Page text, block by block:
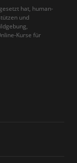
hat, human-
und
Kurse für